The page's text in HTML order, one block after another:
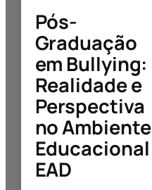
Pós-
Graduação
em Bullying:
Realidade e
Perspectiva
no Ambiente
Educacional
EAD